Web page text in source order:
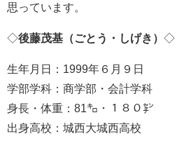
思っています。
◇後藤茂基（ごとう・しげき） ◇
生年月日：1999年６月９日
学部学科：商学部・会計学科
身長・体重：81㌔・１８０㌢
出身高校：城西大城西高校